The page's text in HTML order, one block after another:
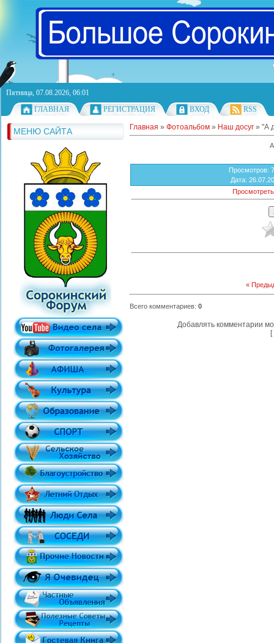
Пятница, 07.08.2026, 06:01
ГЛАВНАЯ
РЕГИСТРАЦИЯ ВХОД RSS
МЕНЮ САЙТА Главная » Фотоальбом » Наш досуг » "А
Просмотров:
Дата:
«
Всего комментариев: 0
Добавлять комментарии
[